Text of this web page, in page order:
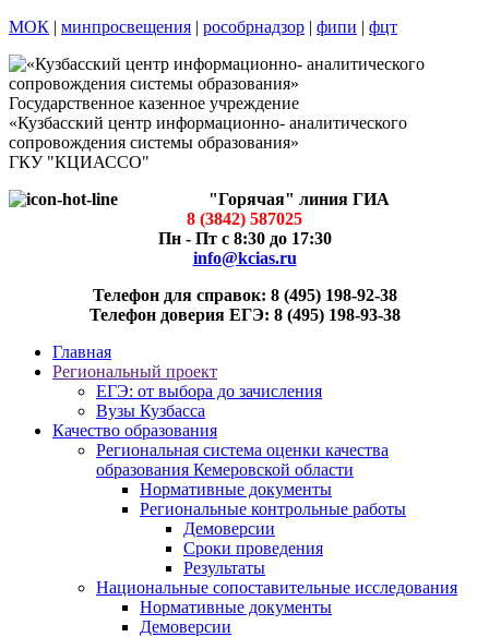
МОК | минпросвещения | рособрнадзор | фипи | фцт
Государственное казенное учреждение
«Кузбасский центр информационно- аналитического
сопровождения системы образования»
ГКУ "КЦИАССО"
"Горячая" линия ГИА
8 (3842) 587025
Пн - Пт с 8:30 до 17:30
info@kcias.ru
Телефон для справок: 8 (495) 198-92-38
Телефон доверия ЕГЭ: 8 (495) 198-93-38
Главная
Региональный проект
ЕГЭ: от выбора до зачисления
Вузы Кузбасса
Качество образования
Региональная система оценки качества
образования Кемеровской области
Нормативные документы
Региональные контрольные работы
Демоверсии
Сроки проведения
Результаты
Национальные сопоставительные исследования
Нормативные документы
Демоверсии